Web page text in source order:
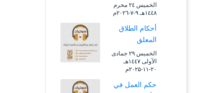
الخميس ۲٤ محرم
۱٤٤۸هـ ۹-۷-۲۰۲٦م
أحكام الطلاق
المعلق
الخميس ۲۹ جمادى
الأولى ۱٤٤۷هـ
۲۰-۱۱-۲۰۲۵م
حكم العمل في